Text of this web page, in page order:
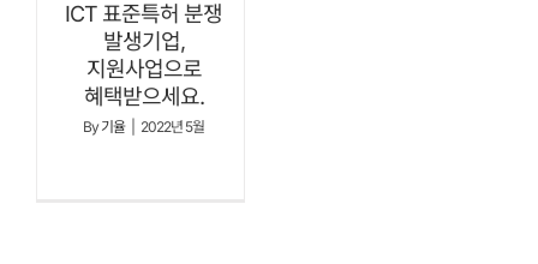
ICT 표준특허 분쟁
발생기업,
지원사업으로
혜택받으세요.
By기율 2022년 5월